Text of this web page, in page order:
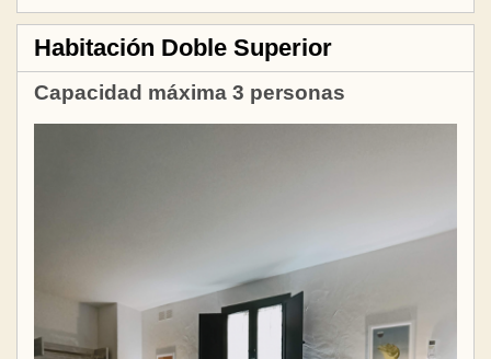
Habitación Doble Superior
Capacidad máxima 3 personas